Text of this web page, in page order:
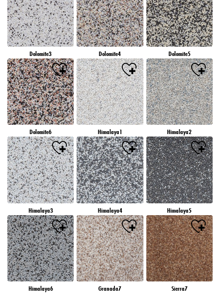
Dolomite3 Dolomite4 Dolomite5
Dolomite6 Himalaya1 Himalaya2
Himalaya3 Himalaya4 Himalaya5
Himalaya6 Granada7 Sierra7